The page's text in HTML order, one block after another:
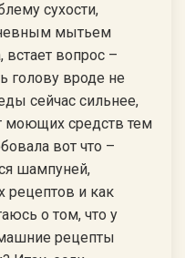
сухости,
мытьем
вопрос –
голову вроде не
сейчас сильнее,
моющих средств тем
вот что –
шампуней,
рецептов и как
о том, что у
рецепты